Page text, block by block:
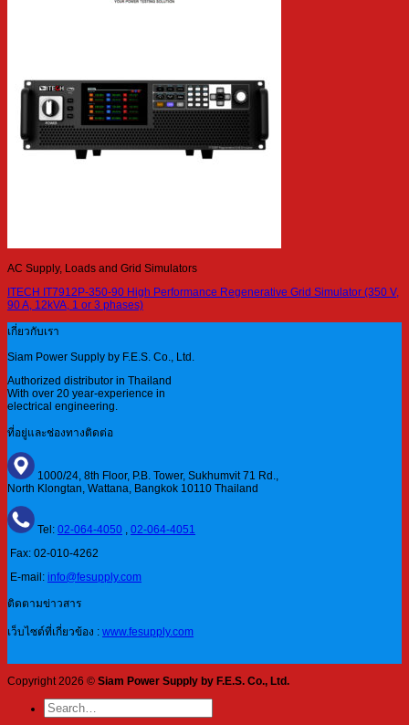
AC Supply, Loads and Grid Simulators
ITECH IT7912P-350-90 High Performance Regenerative Grid Simulator (350 V,
90 A, 12kVA, 1 or 3 phases)
เกี่ยวกับเรา
Siam Power Supply by F.E.S. Co., Ltd.
Authorized distributor in Thailand
With over 20 year-experience in
electrical engineering.
ที่อยู่และช่องทางติดต่อ
1000/24, 8th Floor, P.B. Tower, Sukhumvit 71 Rd.,
North Klongtan, Wattana, Bangkok 10110 Thailand
Tel: 02-064-4050 , 02-064-4051
Fax: 02-010-4262
E-mail: info@fesupply.com
ติดตามข่าวสาร
เว็บไซต์ที่เกี่ยวข้อง : www.fesupply.com
Copyright 2026 © Siam Power Supply by F.E.S. Co., Ltd.
Search
for: